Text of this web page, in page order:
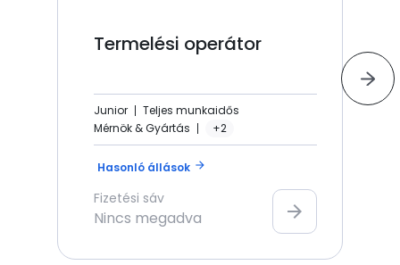
Termelési operátor
Junior
Teljes munkaidős
Mérnök & Gyártás
+2
Hasonló állások arrow_forward
Fizetési sáv
Nincs megadva arrow_forward